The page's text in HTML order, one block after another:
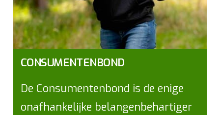
CONSUMENTENBOND
De Consumentenbond is de enige
onafhankelijke belangenbehartiger